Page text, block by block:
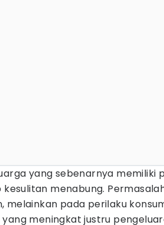
yang sebenarnya memiliki
menabung.
melainkan pada perilaku
meningkat justru